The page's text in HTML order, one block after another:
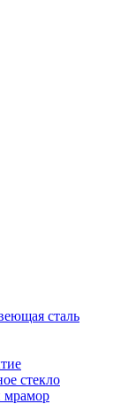
сталь
стекло
мрамор